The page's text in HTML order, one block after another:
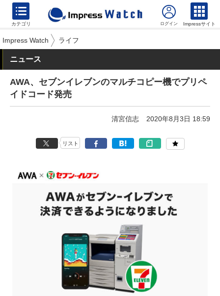
カテゴリ Impressサイト
Impress Watch ライフ
ニュース
AWA、セブンイレブンのマルチコピー機でプリペ
イドコード発売
清宮信志 2020年8月3日 18:59
リスト